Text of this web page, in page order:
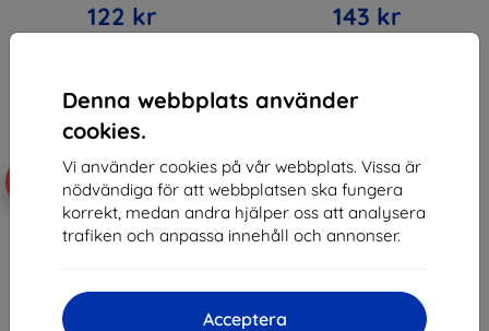
Denna webbplats använder
cookies.
Vi använder cookies på vår webbplats. Vissa är
nödvändiga för att webbplatsen ska fungera
korrekt, medan andra hjälper oss att analysera
trafiken och anpassa innehåll och annonser.
Acceptera
122 kr 143 kr
-10%